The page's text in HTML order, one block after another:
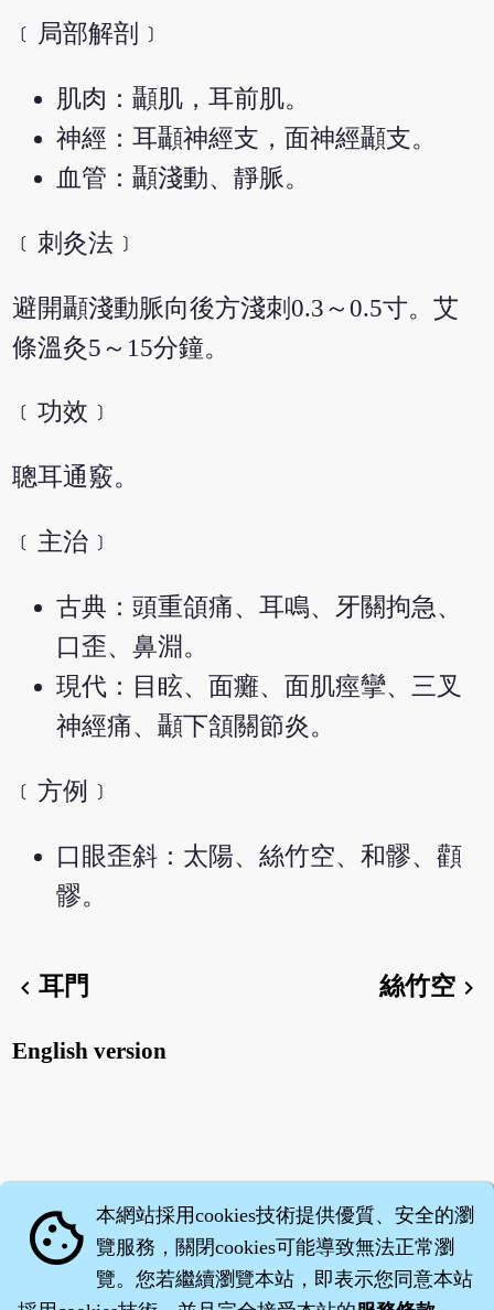
﹝局部解剖﹞
肌肉：顳肌，耳前肌。
神經：耳顳神經支，面神經顳支。
血管：顳淺動、靜脈。
﹝刺灸法﹞
避開顳淺動脈向後方淺刺0.3～0.5寸。艾
條溫灸5～15分鐘。
﹝功效﹞
聰耳通竅。
﹝主治﹞
古典：頭重頜痛、耳鳴、牙關拘急、
口歪、鼻淵。
現代：目眩、面癱、面肌痙攣、三叉
神經痛、顳下頷關節炎。
﹝方例﹞
口眼歪斜：太陽、絲竹空、和髎、顴
髎。
chevron_left耳門 絲竹空chevron_right
English version
cookie 本網站採用cookies技術提供優質、安全的瀏
覽服務，關閉cookies可能導致無法正常瀏
覽。您若繼續瀏覽本站，即表示您同意本站